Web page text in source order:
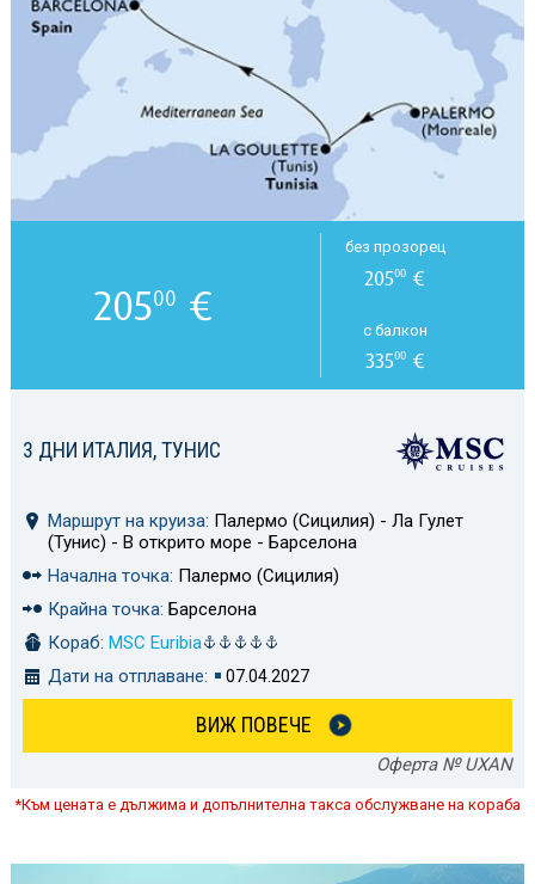
3 ДНИ ИТАЛИЯ, ТУНИС
Маршрут на круиза: Палермо (Сицилия) - Ла Гулет
(Тунис) - В открито море - Барселона
Начална точка: Палермо (Сицилия)
Крайна точка: Барселона
Кораб: MSC Euribia
Дати на отплаване:
07.04.2027
ВИЖ ПОВЕЧЕ
Оферта № UXAN
20500 €
без прозорец
20500 €
с балкон
33500€
*Към цената е дължима и допълнителна такса обслужване на кораба